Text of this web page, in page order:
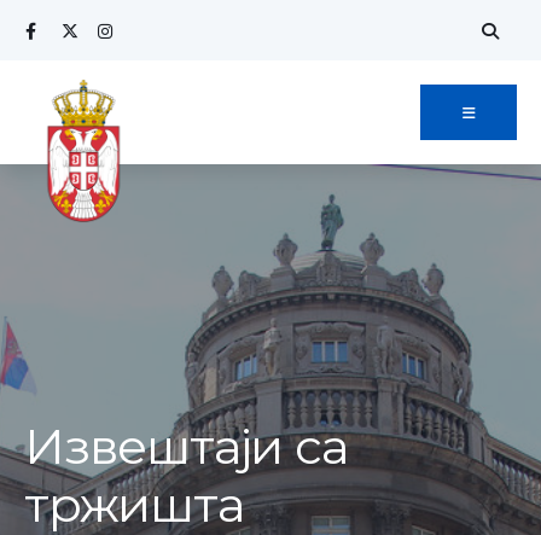
Извештаји са
тржишта